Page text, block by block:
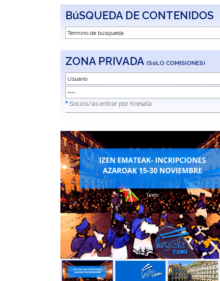
BúSQUEDA DE CONTENIDOS
ZONA PRIVADA (SóLO COMISIONES)
* Socios/as entrar por Kresala